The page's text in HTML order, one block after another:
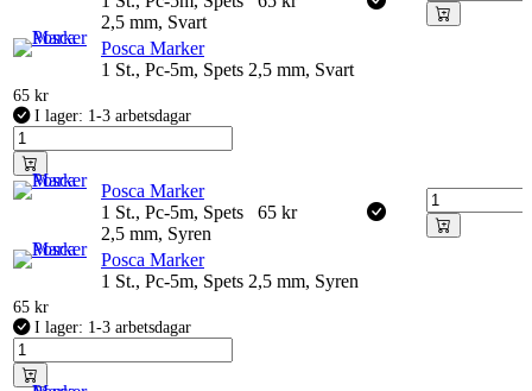
2,5 mm, Svart
Posca Marker
1 St., Pc-5m, Spets 2,5 mm, Svart
65 kr
I lager: 1-3 arbetsdagar
Posca Marker
1 St., Pc-5m, Spets
2,5 mm, Syren
65 kr
Posca Marker
1 St., Pc-5m, Spets 2,5 mm, Syren
65 kr
I lager: 1-3 arbetsdagar